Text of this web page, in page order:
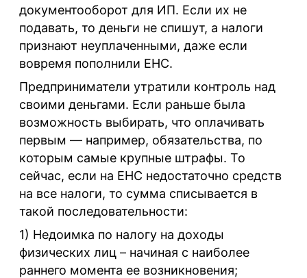
документооборот для ИП. Если их не
подавать, то деньги не спишут, а налоги
признают неуплаченными, даже если
вовремя пополнили ЕНС.
Предприниматели утратили контроль над
своими деньгами. Если раньше была
возможность выбирать, что оплачивать
первым — например, обязательства, по
которым самые крупные штрафы. То
сейчас, если на ЕНС недостаточно средств
на все налоги, то сумма списывается в
такой последовательности:
1) Недоимка по налогу на доходы
физических лиц – начиная с наиболее
раннего момента ее возникновения;